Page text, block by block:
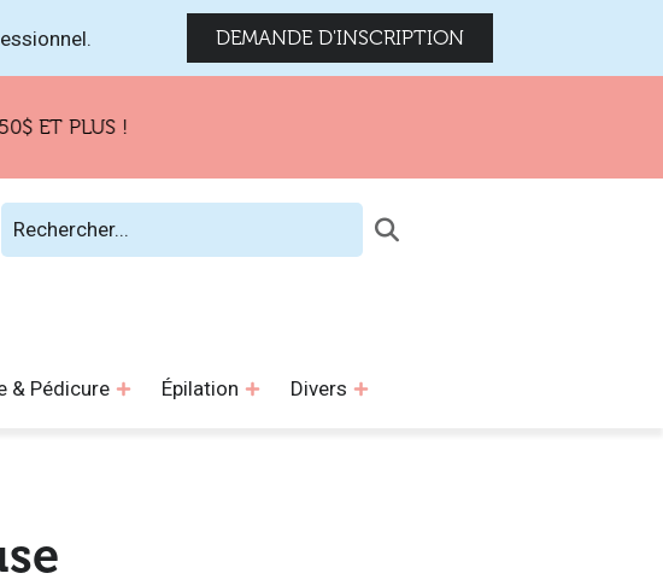
DEMANDE D'INSCRIPTION
!
& Pédicure Épilation Divers